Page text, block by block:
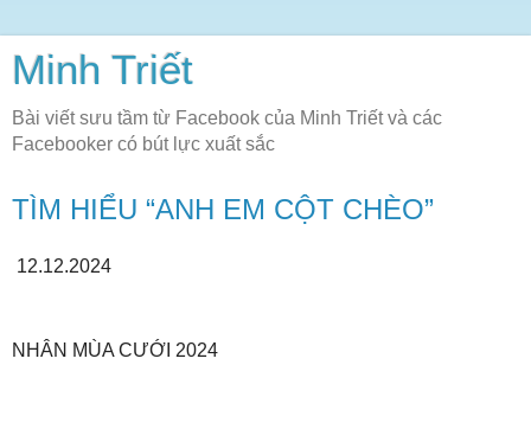
Minh Triết
Bài viết sưu tầm từ Facebook của Minh Triết và các
Facebooker có bút lực xuất sắc
TÌM HIỂU “ANH EM CỘT CHÈO”
12.12.2024
NHÂN MÙA CƯỚI 2024